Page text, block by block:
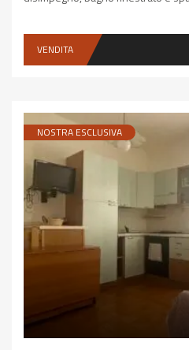
VENDITA
NOSTRA ESCLUSIVA